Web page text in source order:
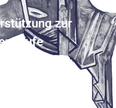
zur
Taufe